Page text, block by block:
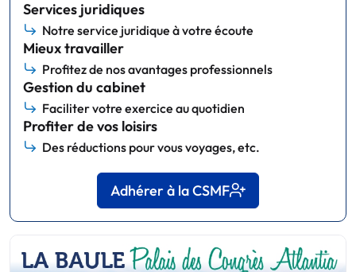
Services juridiques
Notre service juridique à votre écoute
Mieux travailler
Profitez de nos avantages professionnels
Gestion du cabinet
Faciliter votre exercice au quotidien
Profiter de vos loisirs
Des réductions pour vous voyages, etc.
Adhérer à la CSMF